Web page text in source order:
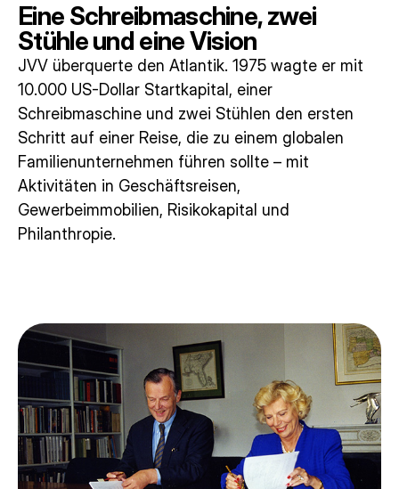
Eine Schreibmaschine, zwei
Stühle und eine Vision
JVV überquerte den Atlantik. 1975 wagte er mit
10.000 US-Dollar Startkapital, einer
Schreibmaschine und zwei Stühlen den ersten
Schritt auf einer Reise, die zu einem globalen
Familienunternehmen führen sollte – mit
Aktivitäten in Geschäftsreisen,
Gewerbeimmobilien, Risikokapital und
Philanthropie.